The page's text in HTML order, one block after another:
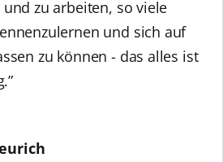
und zu arbeiten, so viele
und sich auf
zu können - das alles ist